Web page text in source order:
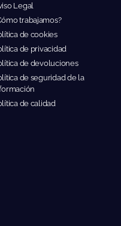
Legal
trabajamos?
de cookies
de privacidad
de devoluciones
de seguridad de la
de calidad